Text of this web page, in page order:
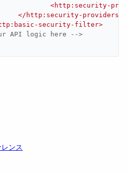
<http:security-
</ http:security-providers
security-filter>
API logic here -->
ンス